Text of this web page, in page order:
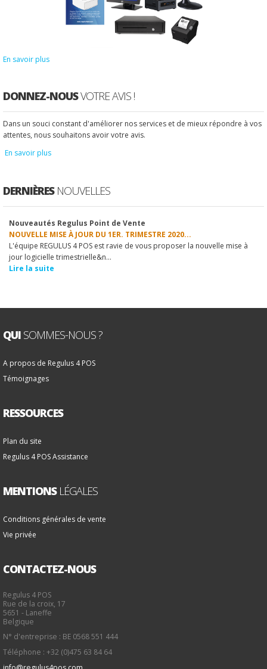
En savoir plus
DONNEZ-NOUSVOTRE AVIS !
Dans un souci constant d'améliorer nos services et de mieux répondre à vos
attentes, nous souhaitons avoir votre avis.
En savoir plus
DERNIÈRESNOUVELLES
Nouveautés Regulus Point de Vente
NOUVELLE MISE À JOUR DU 1ER. TRIMESTRE 2020...
L'équipe REGULUS 4 POS est ravie de vous proposer la nouvelle mise à
jour logicielle trimestrielle&n...
Lire la suite
QUI SOMMES-NOUS ?
A propos de Regulus 4 POS
Témoignages
RESSOURCES
Plan du site
Regulus 4 POS Assistance
MENTIONSLÉGALES
Conditions générales de vente
Vie privée
CONTACTEZ-NOUS
Regulus 4 POS
Rue de la croix, 17
5651 - Laneffe
Belgique
N° d'entreprise : BE 0568 551 444
Téléphone : +32 (0)475 63 84 64